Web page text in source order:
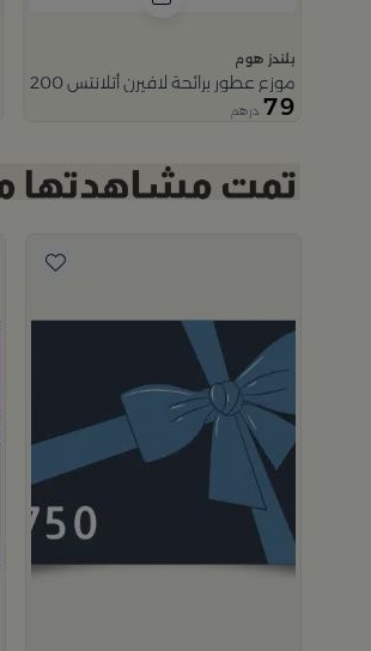
بلندز هوم
موزع عطور برائحة لافيرن أتلانتس 200 مل باللون البني من ملاذ
79 درهم